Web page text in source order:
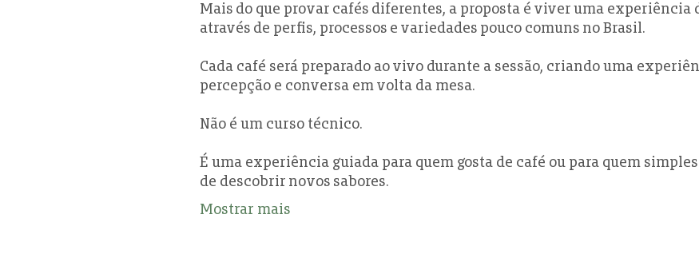
Mais do que provar cafés diferentes, a proposta é viver uma experiência
através de perfis, processos e variedades pouco comuns no Brasil.
Cada café será preparado ao vivo durante a sessão, criando uma
percepção e conversa em volta da mesa.
Não é um curso técnico.
É uma experiência guiada para quem gosta de café ou para quem
de descobrir novos sabores.
Mostrar mais